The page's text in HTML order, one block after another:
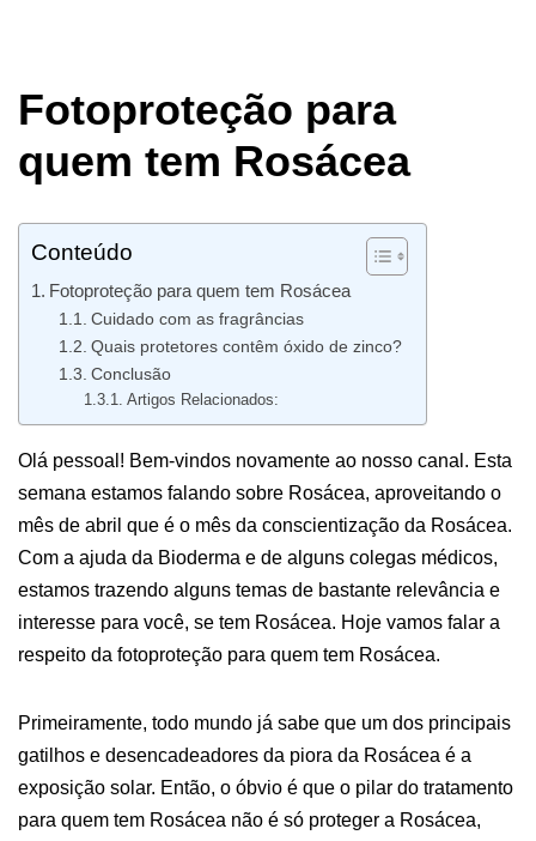
Fotoproteção para
quem tem Rosácea
Conteúdo
Fotoproteção para quem tem Rosácea
Cuidado com as fragrâncias
Quais protetores contêm óxido de zinco?
Conclusão
Artigos Relacionados:
Olá pessoal! Bem-vindos novamente ao nosso canal. Esta
semana estamos falando sobre Rosácea, aproveitando o
mês de abril que é o mês da conscientização da Rosácea.
Com a ajuda da Bioderma e de alguns colegas médicos,
estamos trazendo alguns temas de bastante relevância e
interesse para você, se tem Rosácea. Hoje vamos falar a
respeito da fotoproteção para quem tem Rosácea.
Primeiramente, todo mundo já sabe que um dos principais
gatilhos e desencadeadores da piora da Rosácea é a
exposição solar. Então, o óbvio é que o pilar do tratamento
para quem tem Rosácea não é só proteger a Rosácea,